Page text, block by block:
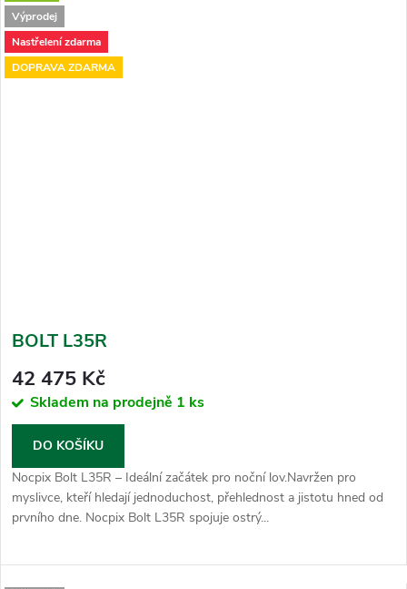
Výprodej
Nastřelení zdarma
DOPRAVA ZDARMA
BOLT L35R
42 475 Kč
Skladem na prodejně 1 ks
DO KOŠÍKU
Nocpix Bolt L35R – Ideální začátek pro noční lov.Navržen pro
myslivce, kteří hledají jednoduchost, přehlednost a jistotu hned od
prvního dne. Nocpix Bolt L35R spojuje ostrý...